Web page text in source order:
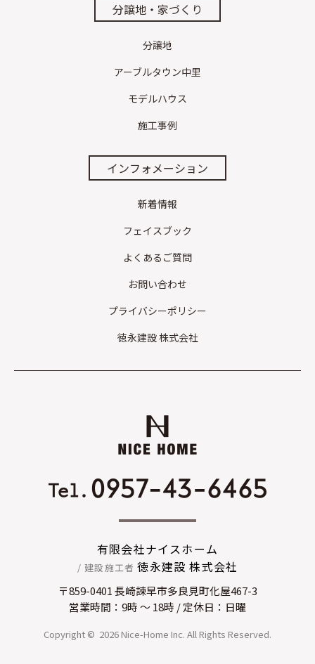
分譲地・家づくり
分譲地
アーブルタウン中里
モデルハウス
施工事例
インフォメーション
新着情報
フェイスブック
よくあるご質問
お問い合わせ
プライバシーポリシー
徳永建設 株式会社
有限会社ナイスホーム
/ 建設施工者徳永建設 株式会社
〒859-0401 長崎諫早市多良見町化屋467-3
営業時間：9時 〜 18時 / 定休日：日曜
Copyright © 2026 Nice-Home Inc. All Rights Reserved.